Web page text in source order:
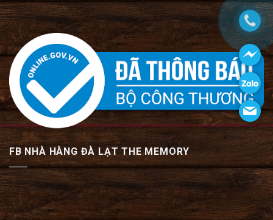
FB NHÀ HÀNG ĐÀ LẠT THE MEMORY